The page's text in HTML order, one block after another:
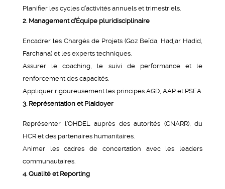
Planifier les cycles d’activités annuels et trimestriels.
2. Management d’Équipe pluridisciplinaire
Encadrer les Chargés de Projets (Goz Beïda, Hadjar Hadid,
Farchana) et les experts techniques.
Assurer le coaching, le suivi de performance et le
renforcement des capacités.
Appliquer rigoureusement les principes AGD, AAP et PSEA.
3. Représentation et Plaidoyer
Représenter l’OHDEL auprès des autorités (CNARR), du
HCR et des partenaires humanitaires.
Animer les cadres de concertation avec les leaders
communautaires.
4. Qualité et Reporting